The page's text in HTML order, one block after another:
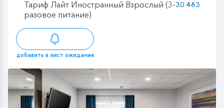
Тариф Лайт Иностранный Взрослый (3-
разовое питание)
30 463
добавить в лист ожидания